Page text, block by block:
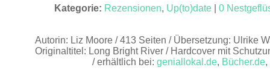
Kategorie: Rezensionen, Up(to)date 0
Autorin: Liz Moore / 413 Seiten / Übersetzung: Ulrike
Originaltitel: Long Bright River / Hardcover mit
/ erhältlich bei: geniallokal.de, Bücher.de,